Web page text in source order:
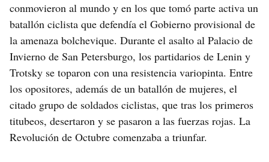
conmovieron al mundo y en los que tomó parte activa un
batallón ciclista que defendía el Gobierno provisional de
la amenaza bolchevique. Durante el asalto al Palacio de
Invierno de San Petersburgo, los partidarios de Lenin y
Trotsky se toparon con una resistencia variopinta. Entre
los opositores, además de un batallón de mujeres, el
citado grupo de soldados ciclistas, que tras los primeros
titubeos, desertaron y se pasaron a las fuerzas rojas. La
Revolución de Octubre comenzaba a triunfar.